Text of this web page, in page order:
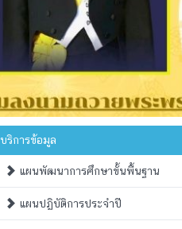
บริการข้อมูล
แผนพัฒนาการศึกษาขั้นพื้นฐาน
แผนปฏิบัติการประจำปี